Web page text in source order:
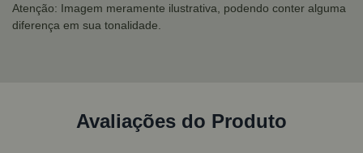
Atenção: Imagem meramente ilustrativa, podendo conter alguma
diferença em sua tonalidade.
Avaliações do Produto